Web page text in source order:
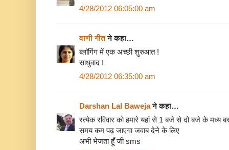
4/28/2012 06:05:00 am
वाणी गीतने कहा…
ब्लॉगिंग में एक अच्छी शुरुआत !
साधुवाद !
4/28/2012 06:35:00 am
Darshan Lal Bawejaने कहा…
रत्‍येक रविवार को हमारे यहां से 1 बजे से दो बजे के मध्‍य
समय कम पढ़ जाएगा जवाब देने के लिए
अभी भेजता हूँ जी sms